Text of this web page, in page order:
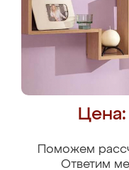
Поможем
Ответим